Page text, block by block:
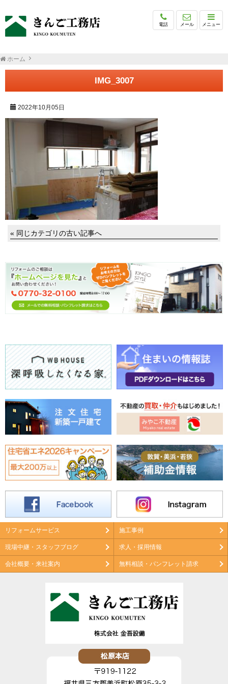
電話 メール メニュー
ホーム
IMG_3007
2022年10月05日
« 同じカテゴリの古い記事へ
リフォームサービス 施工事例
現場中継・スタッフブログ 求人・採用情報
会社概要・来社案内 無料相談・パンフレット請求